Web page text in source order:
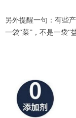
另外提醒一句：有些
一袋“菜”，不是一袋“盐